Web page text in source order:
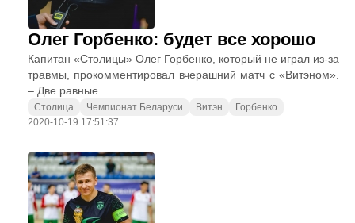
Олег Горбенко: будет все хорошо
Капитан «Столицы» Олег Горбенко, который не играл из-за
травмы, прокомментировал вчерашний матч с «Витэном».
– Две равные...
Столица Чемпионат Беларуси Витэн
Горбенко
2020-10-19 17:51:37